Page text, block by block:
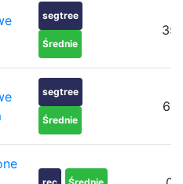
segtree
Średnie
35
segtree
Średnie
67